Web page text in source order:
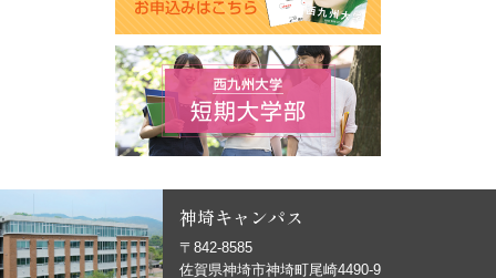
神埼キャンパス
〒842-8585
佐賀県神埼市神埼町尾崎4490-9